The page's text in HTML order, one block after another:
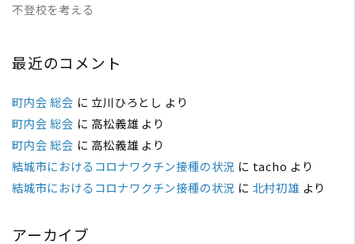
不登校を考える
最近のコメント
町内会 総会 に 立川ひろとし より
町内会 総会 に 高松義雄より
町内会 総会 に 高松義雄より
結城市におけるコロナワクチン接種の状況 に tacho より
結城市におけるコロナワクチン接種の状況 に 北村初雄より
アーカイブ